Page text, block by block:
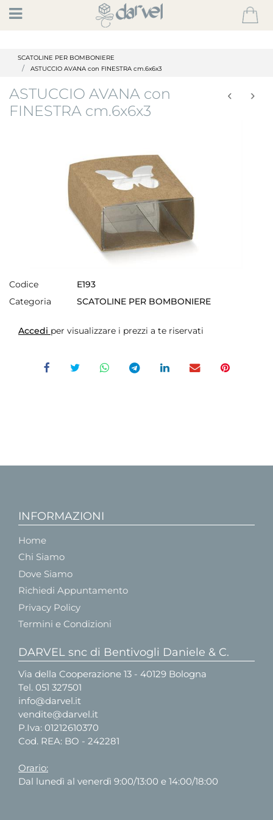
Open
SCATOLINE PER BOMBONIERE
ASTUCCIO AVANA con FINESTRA cm.6x6x3
ASTUCCIO AVANA con
FINESTRA cm.6x6x3
Codice
E193
Categoria
SCATOLINE PER BOMBONIERE
Accedi per visualizzare i prezzi a te riservati
INFORMAZIONI
Home
Chi Siamo
Dove Siamo
Richiedi Appuntamento
Privacy Policy
Termini e Condizioni
DARVEL snc di Bentivogli Daniele & C.
Via della Cooperazione 13 - 40129 Bologna
Tel. 051 327501
info@darvel.it
vendite@darvel.it
P.Iva: 01212610370
Cod. REA: BO - 242281
Orario:
Dal lunedì al venerdì 9:00/13:00 e 14:00/18:00